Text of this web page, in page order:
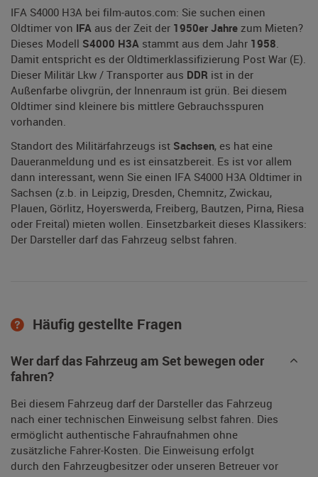
IFA S4000 H3A bei film-autos.com: Sie suchen einen
Oldtimer von IFA aus der Zeit der 1950er Jahre zum Mieten?
Dieses Modell S4000 H3A stammt aus dem Jahr 1958.
Damit entspricht es der Oldtimerklassifizierung Post War (E).
Dieser Militär Lkw / Transporter aus DDR ist in der
Außenfarbe olivgrün, der Innenraum ist grün. Bei diesem
Oldtimer sind kleinere bis mittlere Gebrauchsspuren
vorhanden.
Standort des Militärfahrzeugs ist Sachsen, es hat eine
Daueranmeldung und es ist einsatzbereit. Es ist vor allem
dann interessant, wenn Sie einen IFA S4000 H3A Oldtimer in
Sachsen (z.b. in Leipzig, Dresden, Chemnitz, Zwickau,
Plauen, Görlitz, Hoyerswerda, Freiberg, Bautzen, Pirna, Riesa
oder Freital) mieten wollen. Einsetzbarkeit dieses Klassikers:
Der Darsteller darf das Fahrzeug selbst fahren.
Häufig gestellte Fragen
Wer darf das Fahrzeug am Set bewegen oder
fahren?
Bei diesem Fahrzeug darf der Darsteller das Fahrzeug
nach einer technischen Einweisung selbst fahren. Dies
ermöglicht authentische Fahraufnahmen ohne
zusätzliche Fahrer-Kosten. Die Einweisung erfolgt
durch den Fahrzeugbesitzer oder unseren Betreuer vor